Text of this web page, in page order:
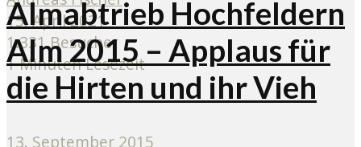
15. April 2021
1.331 Besucher
1 Minuten Lesezeit
Almabtrieb Hochfeldern
Alm 2015 – Applaus für
die Hirten und ihr Vieh
13. September 2015